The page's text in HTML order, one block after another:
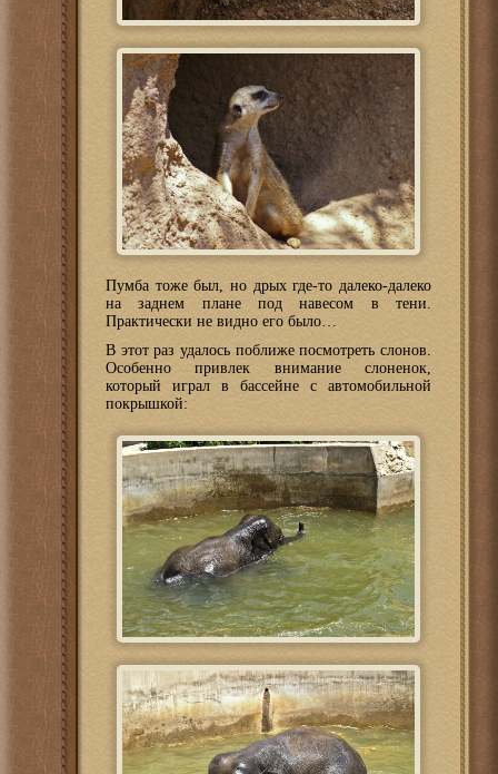
Пумба тоже был, но дрых где-то далеко-далеко
на заднем плане под навесом в тени.
Практически не видно его было…
В этот раз удалось поближе посмотреть слонов.
Особенно привлек внимание слоненок,
который играл в бассейне с автомобильной
покрышкой: